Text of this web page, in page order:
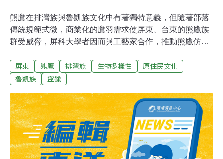
熊鷹在排灣族與魯凱族文化中有著獨特意義，但隨著部落
傳統規範式微，商業化的鷹羽需求使屏東、台東的熊鷹族
群受威脅，屏科大學者因而與工藝家合作，推動熊鷹仿真
屏東林業小棧展出「熊鷹仿真羽毛暨部落傳統文化展」，
呈現工藝推動五年的成果，以及熊鷹與部落交織的文化歷
體型最大的日行性猛禽，主要分布於中高海拔的原始森
林，學者推估，全台熊鷹族群數量不到500對，屬於瀕危
保育類野生動物。熊鷹亞成鳥的羽毛有獨特的三角斑紋，
與百步蛇相似，因此在排灣族和魯凱族的傳說中，熊鷹和
百步蛇都是守護部落、高傲尊貴的代表。在重要祭儀時，
屏東 熊鷹 排灣族 生物多樣性
原住民文化
魯凱族
盜獵